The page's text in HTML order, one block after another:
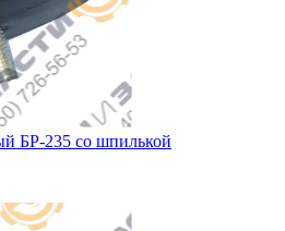
БР-235 со шпилькой